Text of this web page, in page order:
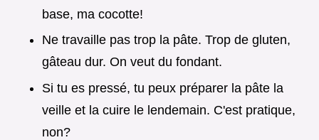
base, ma cocotte!
Ne travaille pas trop la pâte. Trop de gluten,
gâteau dur. On veut du fondant.
Si tu es pressé, tu peux préparer la pâte la
veille et la cuire le lendemain. C'est pratique,
non?